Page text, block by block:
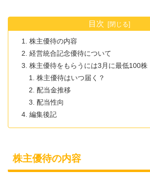
目次
株主優待の内容
経営統合記念優待について
株主優待をもらうには3月に最低100株
株主優待はいつ届く？
配当金推移
配当性向
編集後記
株主優待の内容